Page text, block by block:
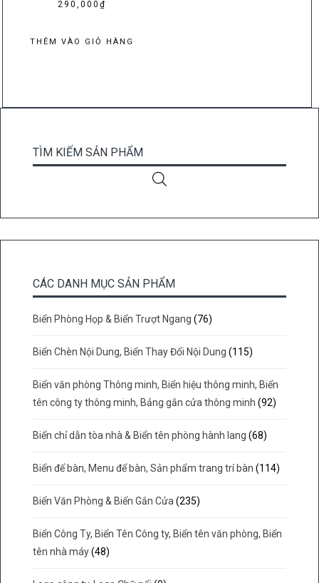
290,000 ₫
THÊM VÀO GIỎ HÀNG
TÌM KIẾM SẢN PHẨM
CÁC DANH MỤC SẢN PHẨM
Biển Phòng Họp & Biển Trượt Ngang (76)
Biển Chèn Nội Dung, Biển Thay Đổi Nội Dung (115)
Biển văn phòng Thông minh, Biển hiệu thông minh, Biển
tên công ty thông minh, Bảng gắn cửa thông minh (92)
Biển chỉ dẫn tòa nhà & Biển tên phòng hành lang (68)
Biển để bàn, Menu để bàn, Sản phẩm trang trí bàn (114)
Biển Văn Phòng & Biển Gắn Cửa (235)
Biển Công Ty, Biển Tên Công ty, Biển tên văn phòng, Biển
tên nhà máy (48)